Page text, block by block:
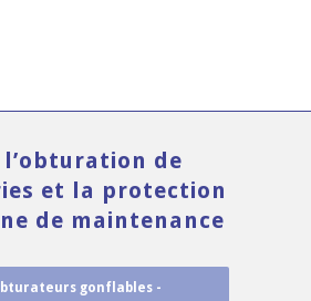
l’obturation de
et la protection
de maintenance
gonflables -